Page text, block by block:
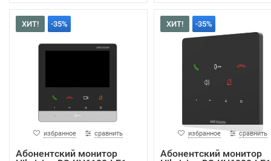
ХИТ! -35%
избранное сравнить
Абонентский монитор
ХИТ! -35%
избранное сравнить
Абонентский монитор